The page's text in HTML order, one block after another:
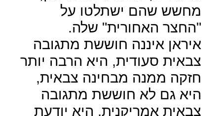
מחשש שהם ישתלטו על
"החצר האחורית" שלה.
איראן איננה חוששת מתגובה
צבאית סעודית, היא הרבה יותר
חזקה ממנה מבחינה צבאית,
היא גם לא חוששת מתגובה
צבאית אמריקנית, היא יודעת